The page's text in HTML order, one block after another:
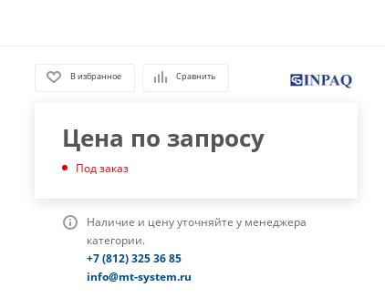
В избранное Сравнить
Цена по запросу
Под заказ
Наличие и цену уточняйте у менеджера
категории.
+7 (812) 325 36 85
info@mt-system.ru